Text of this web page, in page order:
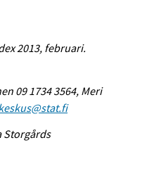
2013, februari.
09 1734 3564, Meri
Storgårds